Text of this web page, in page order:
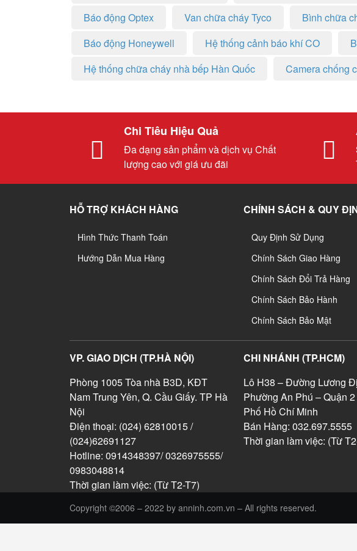
Báo động Optex
Van chữa cháy Tyco Bình chữa
Báo động Honeywell
Hệ thống cảnh báo khí CO
Hệ thống chữa cháy nhà bếp Hàn Quốc
Camera chống
Chi Tiêu Hiệu Quả
Đa dạng sản phẩm và dịch vụ Chất
lượng cao với giá ưu đãi
HỖ TRỢ KHÁCH HÀNG
Hình Thức Thanh Toán
Hướng Dẫn Mua Hàng
CHÍNH SÁCH & QUY
Quy Định Sử Dụng
Chính Sách Giao Hàng
Chính Sách Đổi Trả Hàng
Chính Sách Bảo Hành
Chính Sách Bảo Mật
VP. GIAO DỊCH (TP.HÀ NỘI)
Phòng 1005 Tòa nhà B3D, KĐT
Nam Trung Yên, Q. Cầu Giấy. TP Hà
Nội
Điện thoại: (024) 62810015 /
(024)62691127
Hotline: 0914348397/ 0326975555/
0983048814
Thời gian làm việc: (Từ T2-T7)
CHI NHÁNH (TP.HCM)
Lô H38 – Đường Lương
Phường An Phú – Quận
Phố Hồ Chí Minh
Bán Hàng: 032.697.5555
Thời gian làm việc: (Từ
Copyright ©2006 – 2022 by anninh.com.vn – All rights reserved.